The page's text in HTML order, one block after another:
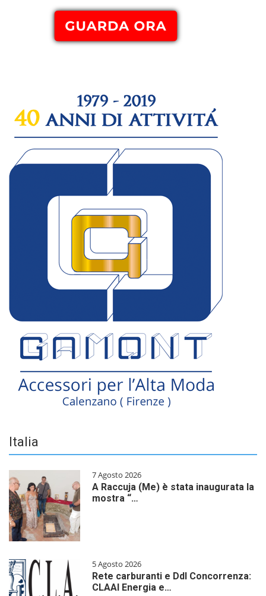
Italia
7 Agosto 2026
A Raccuja (Me) è stata inaugurata la
mostra “…
5 Agosto 2026
Rete carburanti e Ddl Concorrenza:
CLAAI Energia e…